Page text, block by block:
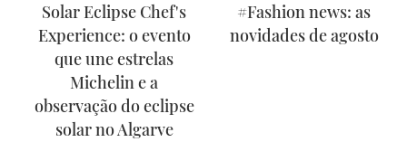
Solar Eclipse Chef's
Experience: o evento
que une estrelas
Michelin e a
observação do eclipse
solar no Algarve
#Fashion news: as
novidades de agosto